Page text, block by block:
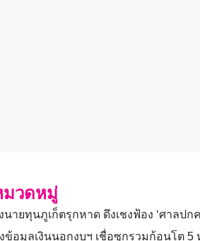
มวดหมู่
นายทุนภูเก็ตรุกหาด ดึงเชงฟ้อง ‘ศาลปกค
งข้อมูลเงินนอกงบฯ เชื่อซุกรวมก้อนโต